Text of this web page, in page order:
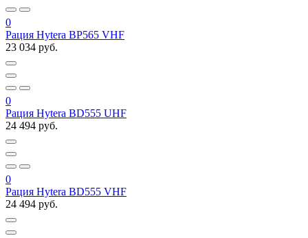
0
Рация Hytera BP565 VHF
23 034 руб.
0
Рация Hytera BD555 UHF
24 494 руб.
0
Рация Hytera BD555 VHF
24 494 руб.